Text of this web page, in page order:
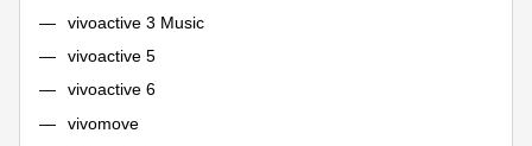
vivoactive 3 Music
vivoactive 5
vivoactive 6
vivomove